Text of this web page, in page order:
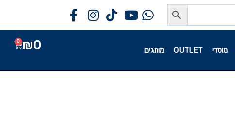
מוסדי OUTLET מותגים ₪0
0